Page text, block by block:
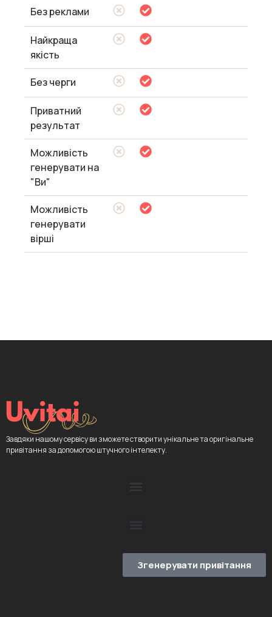
Без реклами
Найкраща
якість
Без черги
Приватний
результат
Можливість
генерувати на
"Ви"
Можливість
генерувати
вірші
Завдяки нашому сервісу ви зможете створити унікальне та оригінальне
привітання за допомогою штучного інтелекту.
Згенерувати привітання